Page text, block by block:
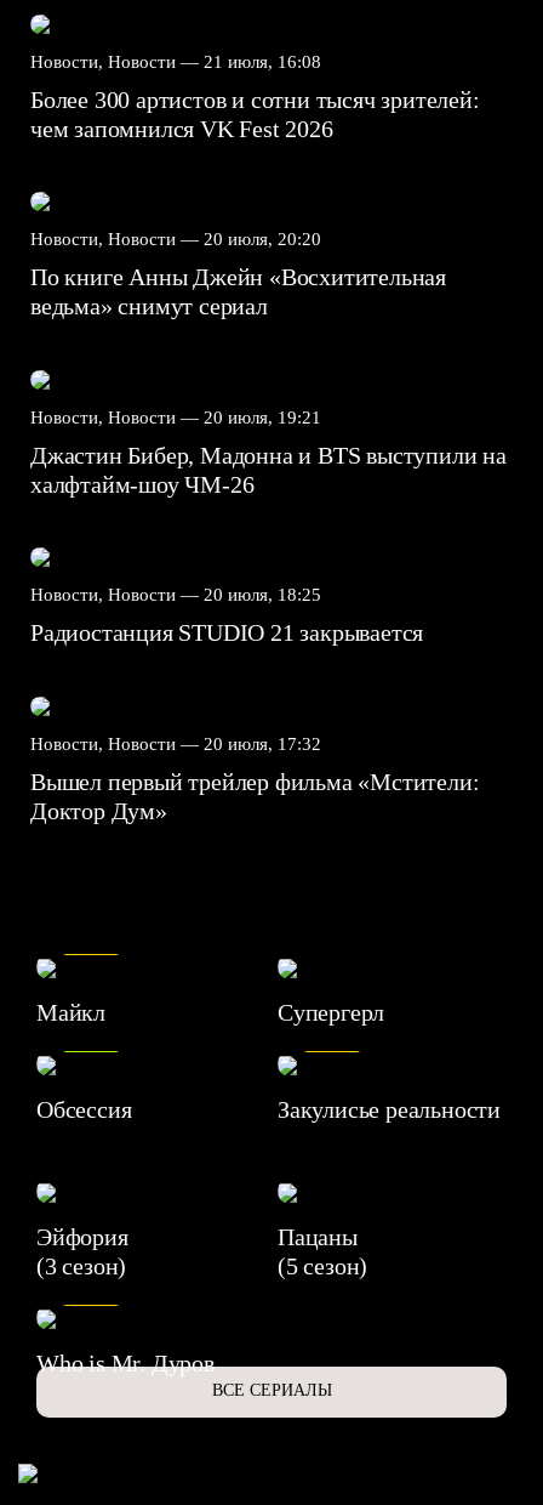
Новости, Новости — 21 июля, 16:08
Более 300 артистов и сотни тысяч зрителей:
чем запомнился VK Fest 2026
Новости, Новости — 20 июля, 20:20
По книге Анны Джейн «Восхитительная
ведьма» снимут сериал
Новости, Новости — 20 июля, 19:21
Джастин Бибер, Мадонна и BTS выступили на
халфтайм-шоу ЧМ-26
Новости, Новости — 20 июля, 18:25
Радиостанция STUDIO 21 закрывается
Новости, Новости — 20 июля, 17:32
Вышел первый трейлер фильма «Мстители:
Доктор Дум»
Майкл Супергерл
Обсессия
7.1
Закулисье реальности
Эйфория
(3 сезон)
Пацаны
(5 сезон)
Who is Mr. Дуров
ВСЕ СЕРИАЛЫ